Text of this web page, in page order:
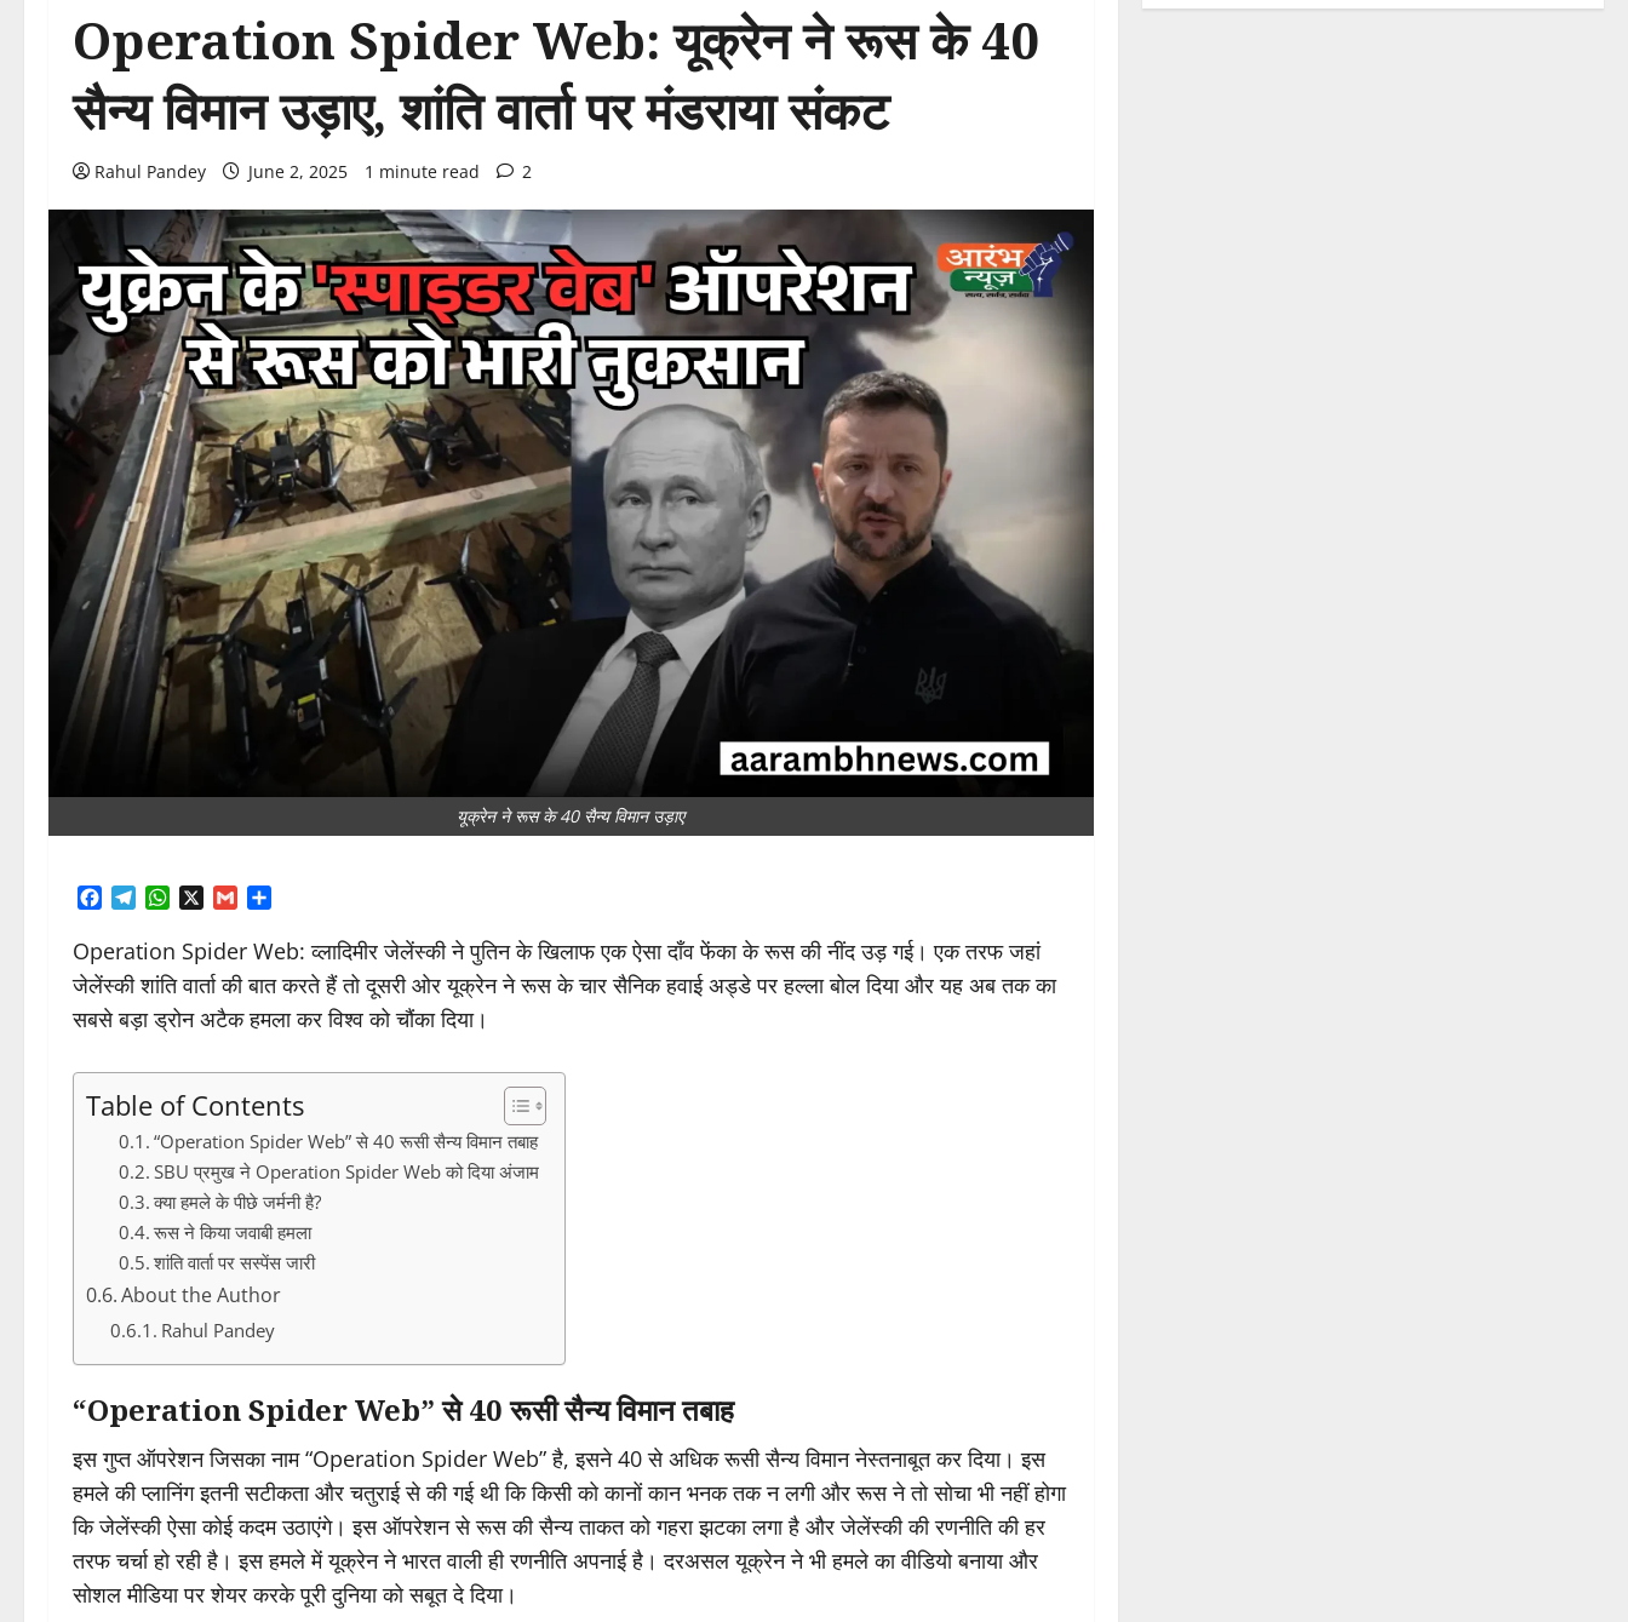
Operation Spider Web: यूक्रेन ने रूस के 40
सैन्य विमान उड़ाए, शांति वार्ता पर मंडराया संकट
Rahul Pandey June 2, 2025 1 minute read 2
यूक्रेन ने रूस के 40 सैन्य विमान उड़ाए
Facebook
Telegram
WhatsApp
X Gmail
Operation Spider Web: व्लादिमीर जेलेंस्की ने पुतिन के खिलाफ एक ऐसा दाँव फेंका के रूस की नींद उड़ गई। एक तरफ जहां
जेलेंस्की शांति वार्ता की बात करते हैं तो दूसरी ओर यूक्रेन ने रूस के चार सैनिक हवाई अड्डे पर हल्ला बोल दिया और यह अब तक का
सबसे बड़ा ड्रोन अटैक हमला कर विश्व को चौंका दिया।
Table of Contents
“Operation Spider Web” से 40 रूसी सैन्य विमान तबाह
SBU प्रमुख ने Operation Spider Web को दिया अंजाम
क्या हमले के पीछे जर्मनी है?
रूस ने किया जवाबी हमला
शांति वार्ता पर सस्पेंस जारी
About the Author
Rahul Pandey
“Operation Spider Web” से 40 रूसी सैन्य विमान तबाह
इस गुप्त ऑपरेशन जिसका नाम “Operation Spider Web” है, इसने 40 से अधिक रूसी सैन्य विमान नेस्तनाबूत कर दिया। इस
हमले की प्लानिंग इतनी सटीकता और चतुराई से की गई थी कि किसी को कानों कान भनक तक न लगी और रूस ने तो सोचा भी नहीं होगा
कि जेलेंस्की ऐसा कोई कदम उठाएंगे। इस ऑपरेशन से रूस की सैन्य ताकत को गहरा झटका लगा है और जेलेंस्की की रणनीति की हर
तरफ चर्चा हो रही है। इस हमले में यूक्रेन ने भारत वाली ही रणनीति अपनाई है। दरअसल यूक्रेन ने भी हमले का वीडियो बनाया और
सोशल मीडिया पर शेयर करके पूरी दुनिया को सबूत दे दिया।